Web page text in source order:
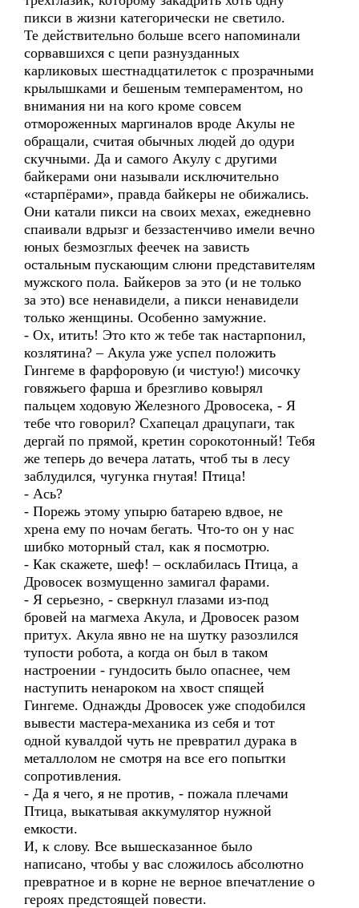
пикси в жизни категорически не светило.
Те действительно больше всего напоминали
сорвавшихся с цепи разнузданных
карликовых шестнадцатилеток с прозрачными
крылышками и бешеным темпераментом, но
внимания ни на кого кроме совсем
отмороженных маргиналов вроде Акулы не
обращали, считая обычных людей до одури
скучными. Да и самого Акулу с другими
байкерами они называли исключительно
«старпёрами», правда байкеры не обижались.
Они катали пикси на своих мехах, ежедневно
спаивали вдрызг и беззастенчиво имели вечно
юных безмозглых феечек на зависть
остальным пускающим слюни представителям
мужского пола. Байкеров за это (и не только
за это) все ненавидели, а пикси ненавидели
только женщины. Особенно замужние.
- Ох, итить! Это кто ж тебе так настарпонил,
козлятина? – Акула уже успел положить
Гингеме в фарфоровую (и чистую!) мисочку
говяжьего фарша и брезгливо ковырял
пальцем ходовую Железного Дровосека, - Я
тебе что говорил? Схапецал драцупаги, так
дергай по прямой, кретин сорокотонный! Тебя
же теперь до вечера латать, чтоб ты в лесу
заблудился, чугунка гнутая! Птица!
- Ась?
- Порежь этому упырю батарею вдвое, не
хрена ему по ночам бегать. Что-то он у нас
шибко моторный стал, как я посмотрю.
- Как скажете, шеф! – осклабилась Птица, а
Дровосек возмущенно замигал фарами.
- Я серьезно, - сверкнул глазами из-под
бровей на магмеха Акула, и Дровосек разом
притух. Акула явно не на шутку разозлился
тупости робота, а когда он был в таком
настроении - гундосить было опаснее, чем
наступить ненароком на хвост спящей
Гингеме. Однажды Дровосек уже сподобился
вывести мастера-механика из себя и тот
одной кувалдой чуть не превратил дурака в
металлолом не смотря на все его попытки
сопротивления.
- Да я чего, я не против, - пожала плечами
Птица, выкатывая аккумулятор нужной
емкости.
И, к слову. Все вышесказанное было
написано, чтобы у вас сложилось абсолютно
превратное и в корне не верное впечатление о
героях предстоящей повести.